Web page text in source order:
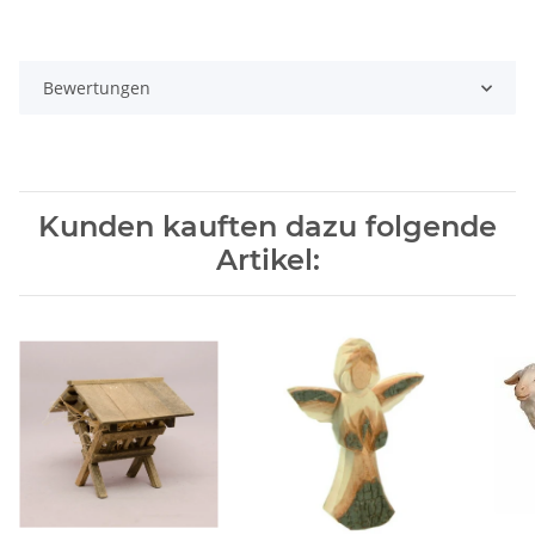
Bewertungen
Kunden kauften dazu folgende
Artikel: